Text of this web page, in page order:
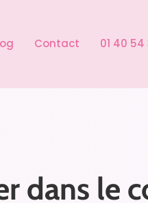
Contact 01 40 54
dans le